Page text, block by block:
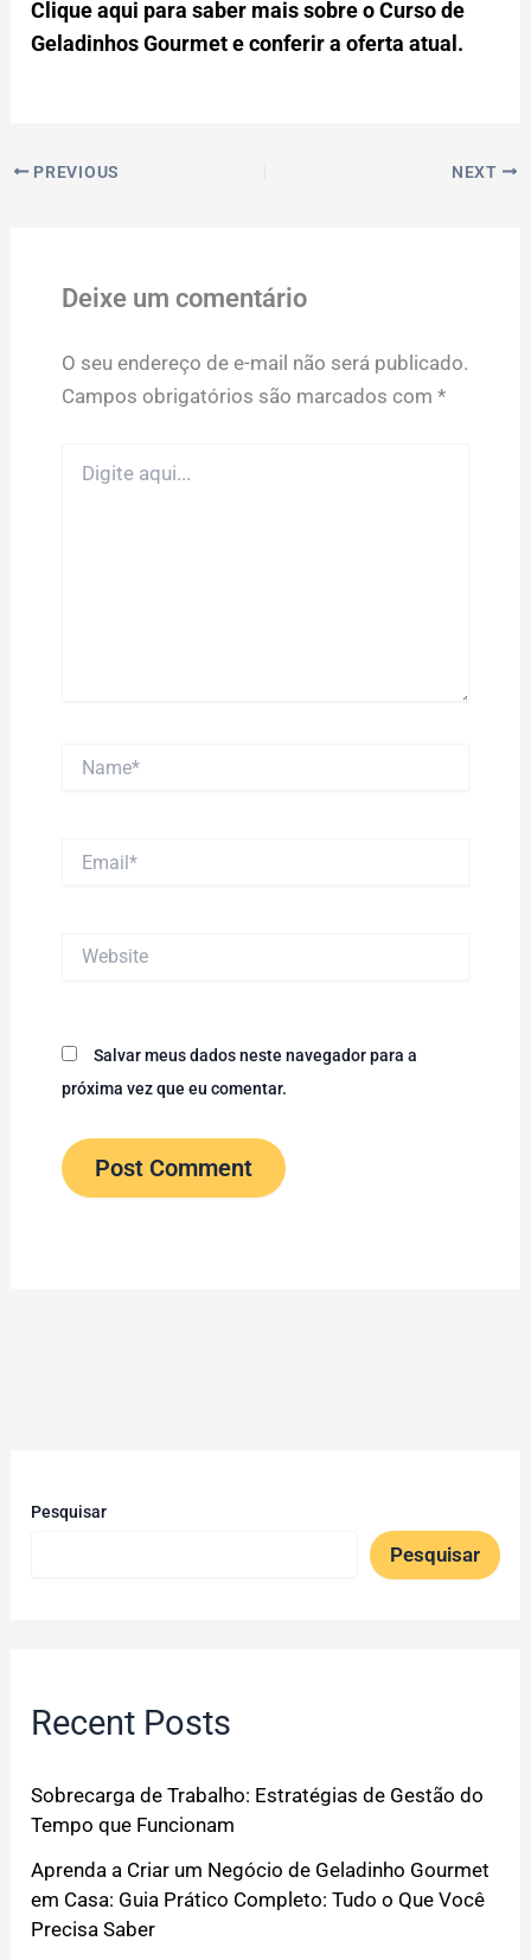
Clique aqui para saber mais sobre o Curso de
Geladinhos Gourmet e conferir a oferta atual.
PREVIOUS NEXT
Deixe um comentário
O seu endereço de e-mail não será publicado.
Campos obrigatórios são marcados com *
aqui...
Salvar meus dados neste navegador para a
próxima vez que eu comentar.
Pesquisar
Pesquisar
Recent Posts
Sobrecarga de Trabalho: Estratégias de Gestão do
Tempo que Funcionam
Aprenda a Criar um Negócio de Geladinho Gourmet
em Casa: Guia Prático Completo: Tudo o Que Você
Precisa Saber